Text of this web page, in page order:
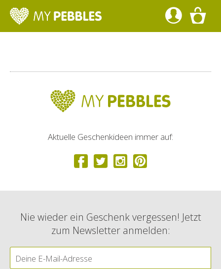
Aktuelle Geschenkideen immer auf:
Nie wieder ein Geschenk vergessen! Jetzt
zum Newsletter anmelden: